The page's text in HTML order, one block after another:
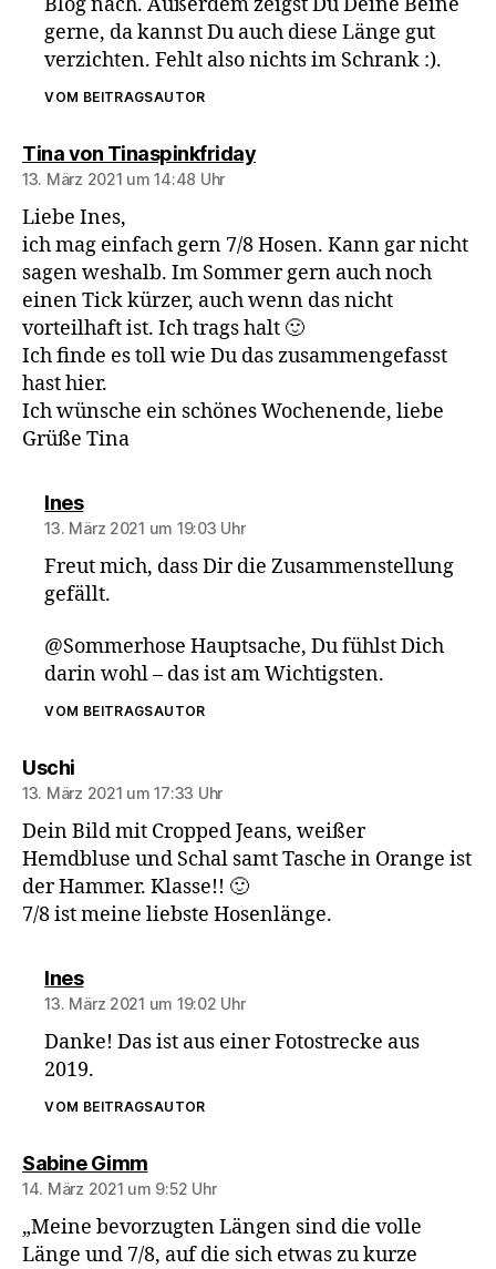
gerne, da kannst Du auch diese Länge gut
verzichten. Fehlt also nichts im Schrank :).
VOM BEITRAGSAUTOR
Tina von Tinaspinkfridaysagt:
13. März 2021 um 14:48 Uhr
Liebe Ines,
ich mag einfach gern 7/8 Hosen. Kann gar nicht
sagen weshalb. Im Sommer gern auch noch
einen Tick kürzer, auch wenn das nicht
vorteilhaft ist. Ich trags halt 🙂
Ich finde es toll wie Du das zusammengefasst
hast hier.
Ich wünsche ein schönes Wochenende, liebe
Grüße Tina
Inessagt:
13. März 2021 um 19:03 Uhr
Freut mich, dass Dir die Zusammenstellung
gefällt.
@Sommerhose Hauptsache, Du fühlst Dich
darin wohl – das ist am Wichtigsten.
VOM BEITRAGSAUTOR
Uschisagt:
13. März 2021 um 17:33 Uhr
Dein Bild mit Cropped Jeans, weißer
Hemdbluse und Schal samt Tasche in Orange ist
der Hammer. Klasse!! 🙂
7/8 ist meine liebste Hosenlänge.
Inessagt:
13. März 2021 um 19:02 Uhr
Danke! Das ist aus einer Fotostrecke aus
2019.
VOM BEITRAGSAUTOR
Sabine Gimmsagt:
14. März 2021 um 9:52 Uhr
„Meine bevorzugten Längen sind die volle
Länge und 7/8, auf die sich etwas zu kurze